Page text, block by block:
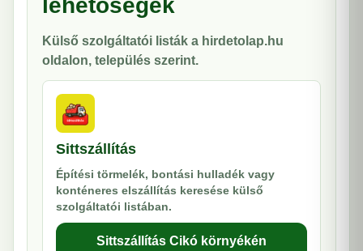
lehetőségek
Külső szolgáltatói listák a hirdetolap.hu
oldalon, település szerint.
Sittszállítás
Építési törmelék, bontási hulladék vagy
konténeres elszállítás keresése külső
szolgáltatói listában.
Sittszállítás Cikó környékén